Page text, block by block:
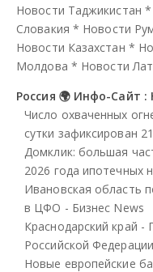
Новости Таджикистан *
Словакия * Новости
Новости Казахстан *
Молдова * Новости
Россия 🌍 Инфо-Сайт :
Число охваченных
сутки зафиксирован
Домклик: большая
2026 года ипотечных
Ивановская область
в ЦФО - Бизнес News
Краснодарский край -
Российской Федерации
Новые европейские